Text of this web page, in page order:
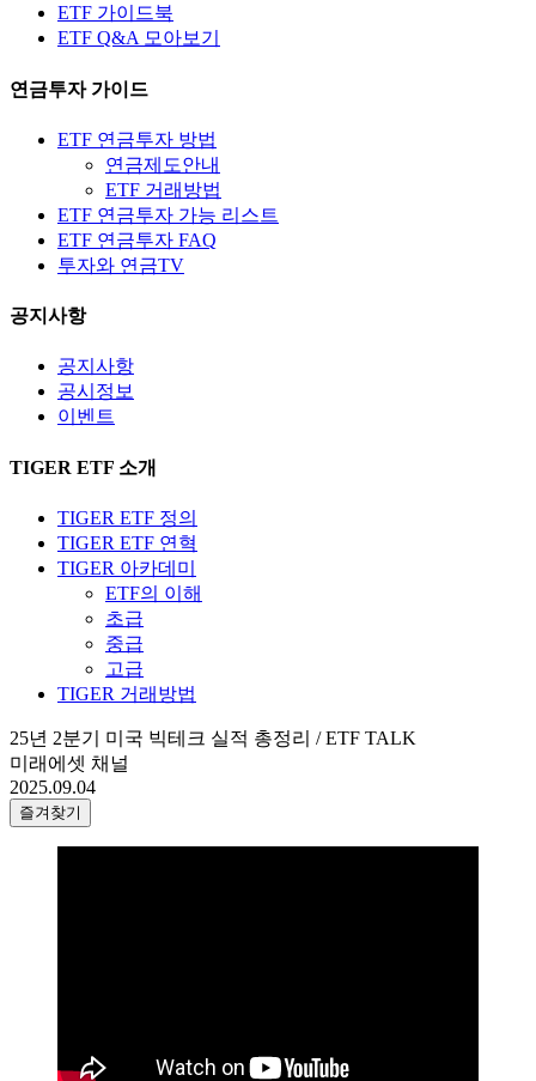
ETF 가이드북
ETF Q&A 모아보기
연금투자 가이드
ETF 연금투자 방법
연금제도안내
ETF 거래방법
ETF 연금투자 가능 리스트
ETF 연금투자 FAQ
투자와 연금TV
공지사항
공지사항
공시정보
이벤트
TIGER ETF 소개
TIGER ETF 정의
TIGER ETF 연혁
TIGER 아카데미
ETF의 이해
초급
중급
고급
TIGER 거래방법
25년 2분기 미국 빅테크 실적 총정리 / ETF TALK
미래에셋 채널
2025.09.04
즐겨찾기